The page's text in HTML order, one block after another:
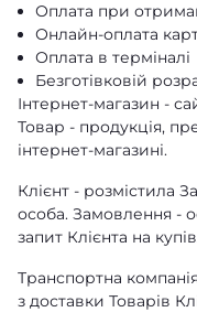
Оплата при
Онлайн-оплата
Оплата в терміналі
Безготівковій
Інтернет-магазин -
Товар - продукція,
інтернет-магазині.
Клієнт - розмістила
особа. Замовлення
запит Клієнта на
Транспортна
з доставки Товарів